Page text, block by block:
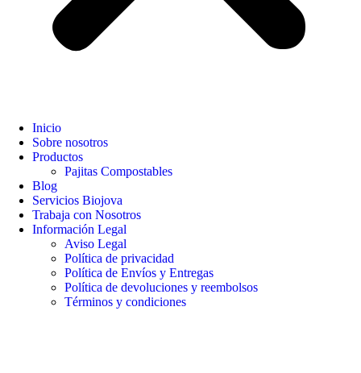
Inicio
Sobre nosotros
Productos
Pajitas Compostables
Blog
Servicios Biojova
Trabaja con Nosotros
Información Legal
Aviso Legal
Política de privacidad
Política de Envíos y Entregas
Política de devoluciones y reembolsos
Términos y condiciones